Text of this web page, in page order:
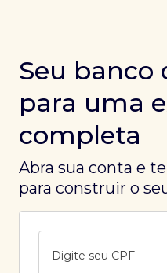
Seu banco
para uma
completa
Abra sua conta e
para construir o
Digite seu CPF